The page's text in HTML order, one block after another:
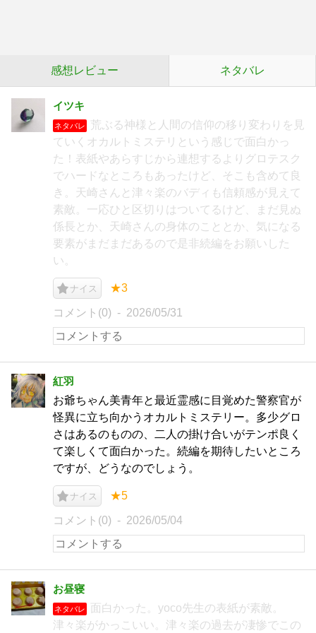
感想レビュー ネタバレ
イツキ
ネタバレ
荒ぶる神様と人間の信仰の移り変わりを見
ていくオカルトミステリという感じで面白かっ
た！表紙やあらすじから連想するよりグロテスク
でハードなところもあったけど、そこも含めて良
き。天崎さんと津々楽のバディも信頼感が見えて
素敵。一応ひと区切りはついてるけど、まだ見ぬ
係長とか、天崎さんの身体のこととか、気になる
要素がまだまだあるので是非続編をお願いした
い。
ナイス ★3
コメント(0) 2026/05/31
紅羽
お爺ちゃん美青年と最近霊感に目覚めた警察官が
怪異に立ち向かうオカルトミステリー。多少グロ
さはあるのものの、二人の掛け合いがテンポ良く
て楽しくて面白かった。続編を期待したいところ
ですが、どうなのでしょう。
ナイス ★5
コメント(0) 2026/05/04
お昼寝
ネタバレ
面白かった。yoco先生の表紙が素敵。
津々楽がかっこいい。津々楽の過去が凄惨でこの